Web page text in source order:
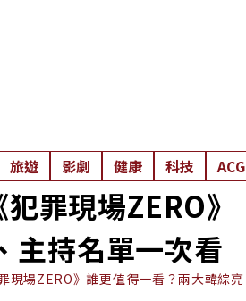
旅遊 影劇 健康 科技 ACG
罪現場ZERO》
主持名單一次看
現場ZERO》誰更值得一看？兩大韓綜亮